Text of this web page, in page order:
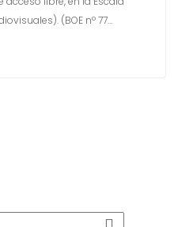
(BOE nº 77…